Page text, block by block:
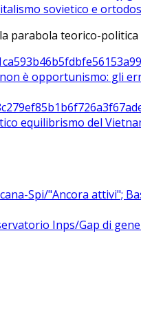
sovietico e
parabola teorico-
è opportunismo: gli
equilibrismo del
Spi/"Ancora attivi";
Inps/Gap di